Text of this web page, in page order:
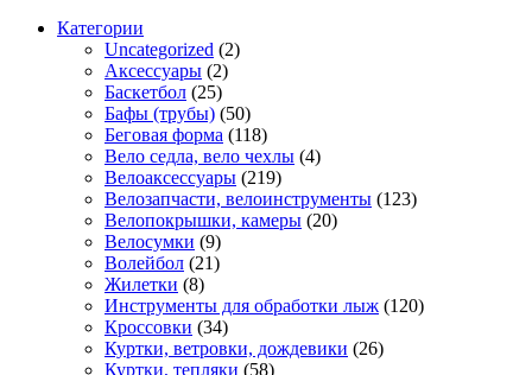
Категории
Uncategorized (2)
Аксессуары (2)
Баскетбол (25)
Бафы (трубы) (50)
Беговая форма (118)
Вело седла, вело чехлы (4)
Велоаксессуары (219)
Велозапчасти, велоинструменты (123)
Велопокрышки, камеры (20)
Велосумки (9)
Волейбол (21)
Жилетки (8)
Инструменты для обработки лыж (120)
Кроссовки (34)
Куртки, ветровки, дождевики (26)
Куртки, тепляки (58)